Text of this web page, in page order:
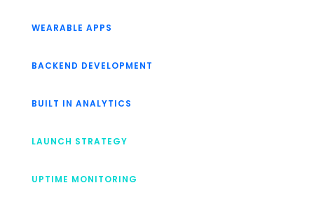
WEARABLE APPS
BACKEND DEVELOPMENT
BUILT IN ANALYTICS
LAUNCH STRATEGY
UPTIME MONITORING